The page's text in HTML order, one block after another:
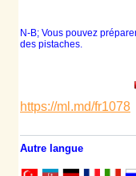
N-B; Vous pouvez
des pistaches.
https://ml.md/fr1078
Autre langue